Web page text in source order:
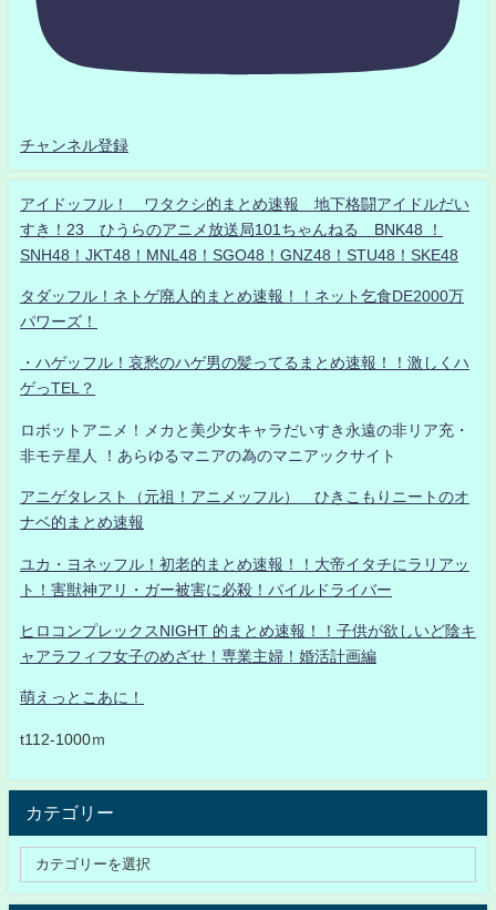
チャンネル登録
アイドッフル！ ワタクシ的まとめ速報 地下格闘アイドルだい
すき！23 ひうらのアニメ放送局101ちゃんねる BNK48 ！
SNH48！JKT48！MNL48！SGO48！GNZ48！STU48！SKE48
タダッフル！ネトゲ廃人的まとめ速報！！ネット乞食DE2000万
パワーズ！
・ハゲッフル！哀愁のハゲ男の髪ってるまとめ速報！！激しくハ
ゲっTEL？
ロボットアニメ！メカと美少女キャラだいすき永遠の非リア充・
非モテ星人 ！あらゆるマニアの為のマニアックサイト
アニゲタレスト（元祖！アニメッフル） ひきこもりニートのオ
ナベ的まとめ速報
ユカ・ヨネッフル！初老的まとめ速報！！大帝イタチにラリアッ
ト！害獣神アリ・ガー被害に必殺！パイルドライバー
ヒロコンプレックスNIGHT 的まとめ速報！！子供が欲しいど陰キ
ャアラフィフ女子のめざせ！専業主婦！婚活計画編
萌えっとこあに！
t112-1000ｍ
カテゴリー